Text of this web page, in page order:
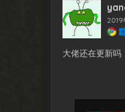
2019
大佬还在更新吗